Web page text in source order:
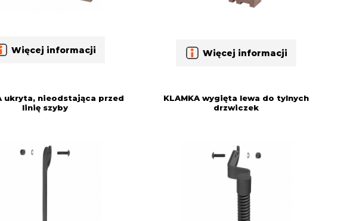
Więcej informacji Więcej informacji
ukryta, nieodstająca przed
linię szyby
KLAMKA wygięta lewa do tylnych
drzwiczek